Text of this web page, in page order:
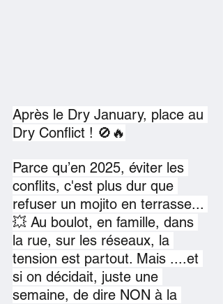
Après le Dry January, place au
Dry Conflict ! 🚫🔥
Parce qu’en 2025, éviter les
conflits, c'est plus dur que
refuser un mojito en terrasse...
💥 Au boulot, en famille, dans
la rue, sur les réseaux, la
tension est partout. Mais ....et
si on décidait, juste une
semaine, de dire NON à la